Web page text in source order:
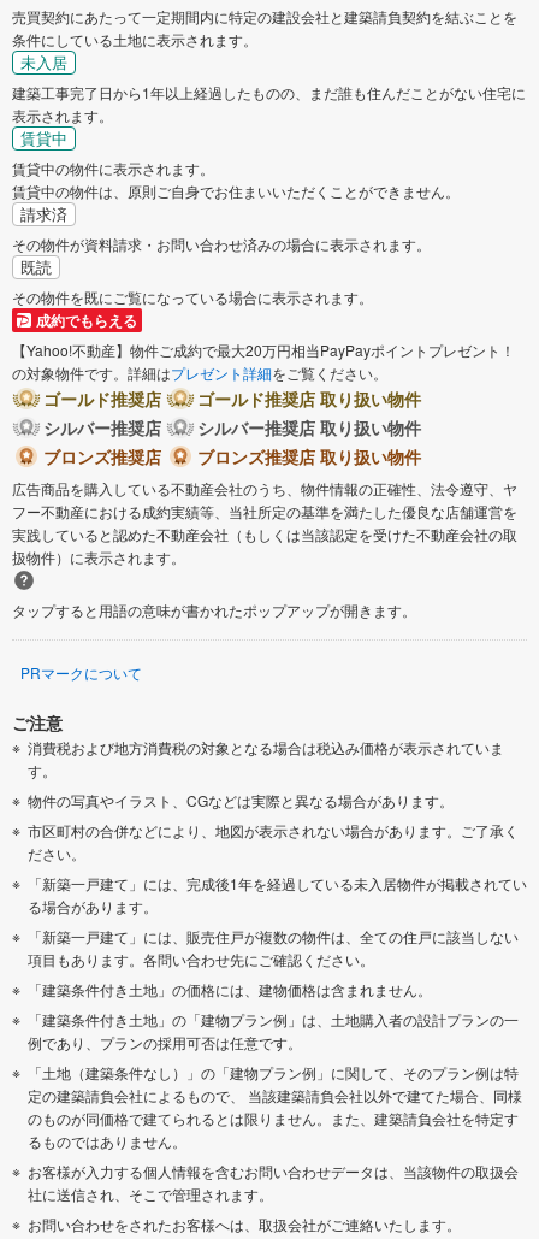
売買契約にあたって一定期間内に特定の建設会社と建築請負契約を結ぶことを
条件にしている土地に表示されます。
未入居
建築工事完了日から1年以上経過したものの、まだ誰も住んだことがない住宅に
表示されます。
賃貸中
賃貸中の物件に表示されます。
賃貸中の物件は、原則ご自身でお住まいいただくことができません。
請求済
その物件が資料請求・お問い合わせ済みの場合に表示されます。
既読
その物件を既にご覧になっている場合に表示されます。
成約でもらえる
【Yahoo!不動産】物件ご成約で最大20万円相当PayPayポイントプレゼント！
の対象物件です。詳細はプレゼント詳細をご覧ください。
ゴールド推奨店
ゴールド推奨店 取り扱い物件
シルバー推奨店
シルバー推奨店 取り扱い物件
ブロンズ推奨店
ブロンズ推奨店 取り扱い物件
広告商品を購入している不動産会社のうち、物件情報の正確性、法令遵守、ヤ
フー不動産における成約実績等、当社所定の基準を満たした優良な店舗運営を
実践していると認めた不動産会社（もしくは当該認定を受けた不動産会社の取
扱物件）に表示されます。
タップすると用語の意味が書かれたポップアップが開きます。
PRマークについて
ご注意
消費税および地方消費税の対象となる場合は税込み価格が表示されていま
す。
物件の写真やイラスト、CGなどは実際と異なる場合があります。
市区町村の合併などにより、地図が表示されない場合があります。ご了承く
ださい。
「新築一戸建て」には、完成後1年を経過している未入居物件が掲載されてい
る場合があります。
「新築一戸建て」には、販売住戸が複数の物件は、全ての住戸に該当しない
項目もあります。各問い合わせ先にご確認ください。
「建築条件付き土地」の価格には、建物価格は含まれません。
「建築条件付き土地」の「建物プラン例」は、土地購入者の設計プランの一
例であり、プランの採用可否は任意です。
「土地（建築条件なし）」の「建物プラン例」に関して、そのプラン例は特
定の建築請負会社によるもので、 当該建築請負会社以外で建てた場合、同様
のものが同価格で建てられるとは限りません。また、建築請負会社を特定す
るものではありません。
お客様が入力する個人情報を含むお問い合わせデータは、当該物件の取扱会
社に送信され、そこで管理されます。
お問い合わせをされたお客様へは、取扱会社がご連絡いたします。